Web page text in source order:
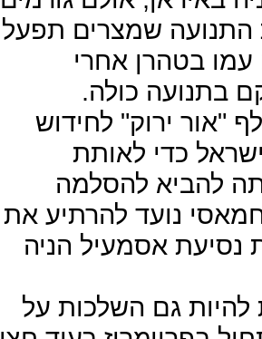
שמצרים תפעל
בטהרן אחרי
בתנועה כולה.
"אור ירוק" לחידוש
כדי לאותת
להביא להסלמה
נועד להרתיע את
אסמעיל הניה
להיות גם השלכות על